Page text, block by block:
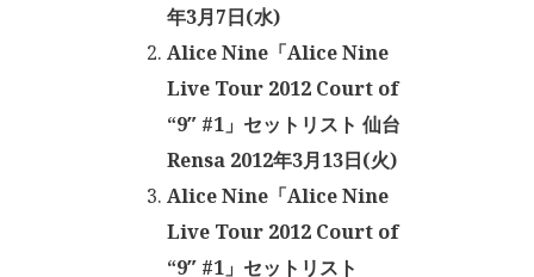
年3月7日(水)
Alice Nine「Alice Nine
Live Tour 2012 Court of
“9″ #1」セットリスト 仙台
Rensa 2012年3月13日(火)
Alice Nine「Alice Nine
Live Tour 2012 Court of
“9″ #1」セットリスト